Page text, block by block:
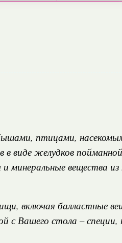
птицами,
в виде желудков
минеральные вещества из
включая балластные
с Вашего стола – специи,